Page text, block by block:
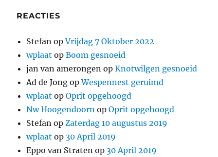
REACTIES
Stefan opVrijdag 7 Oktober 2022
wplaat opBoom gesnoeid
jan van amerongen opKnotwilgen gesnoeid
Ad de Jong opWespennest geruimd
wplaat opOprit opgehoogd
Nw Hoogendoorn opOprit opgehoogd
Stefan op Zaterdag 10 augustus 2019
wplaat op 30 April 2019
Eppo van Straten op 30 April 2019